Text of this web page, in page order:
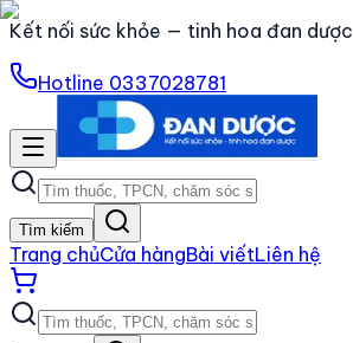
Kết nối sức khỏe — tinh hoa đan dược
Hotline 0337028781
Tìm kiếm
Trang chủCửa hàngBài viếtLiên hệ